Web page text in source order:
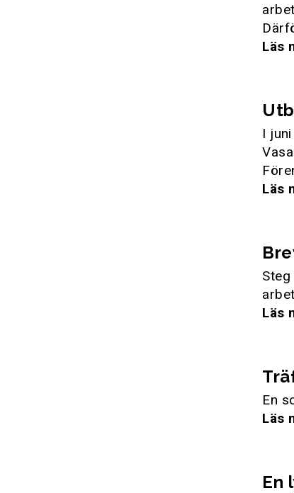
Läs
I
Läs
Läs
En
Läs
En